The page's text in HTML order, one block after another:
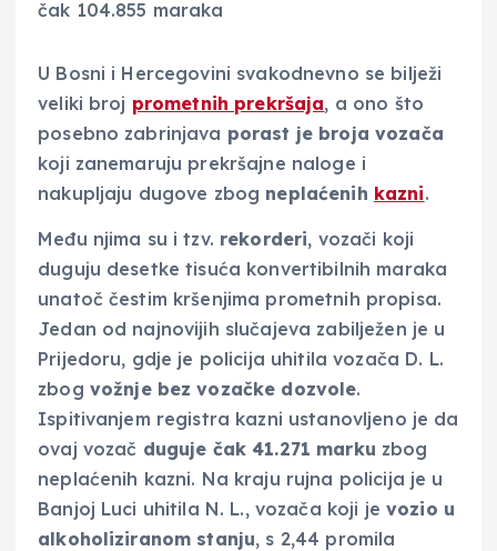
U Bosni i Hercegovini svakodnevno se bilježi
veliki broj prometnih prekršaja, a ono što
posebno zabrinjava porast je broja vozača
koji zanemaruju prekršajne naloge i
nakupljaju dugove zbog neplaćenih kazni.
Među njima su i tzv. rekorderi, vozači koji
duguju desetke tisuća konvertibilnih maraka
unatoč čestim kršenjima prometnih propisa.
Jedan od najnovijih slučajeva zabilježen je u
Prijedoru, gdje je policija uhitila vozača D. L.
zbog vožnje bez vozačke dozvole.
Ispitivanjem registra kazni ustanovljeno je da
ovaj vozač duguje čak 41.271 marku zbog
neplaćenih kazni. Na kraju rujna policija je u
Banjoj Luci uhitila N. L., vozača koji je vozio u
alkoholiziranom stanju, s 2,44 promila